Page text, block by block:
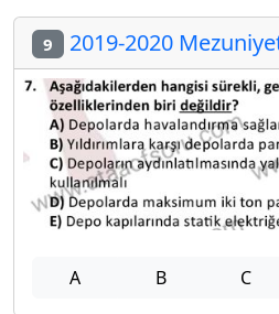
9 2019-2020
A B C